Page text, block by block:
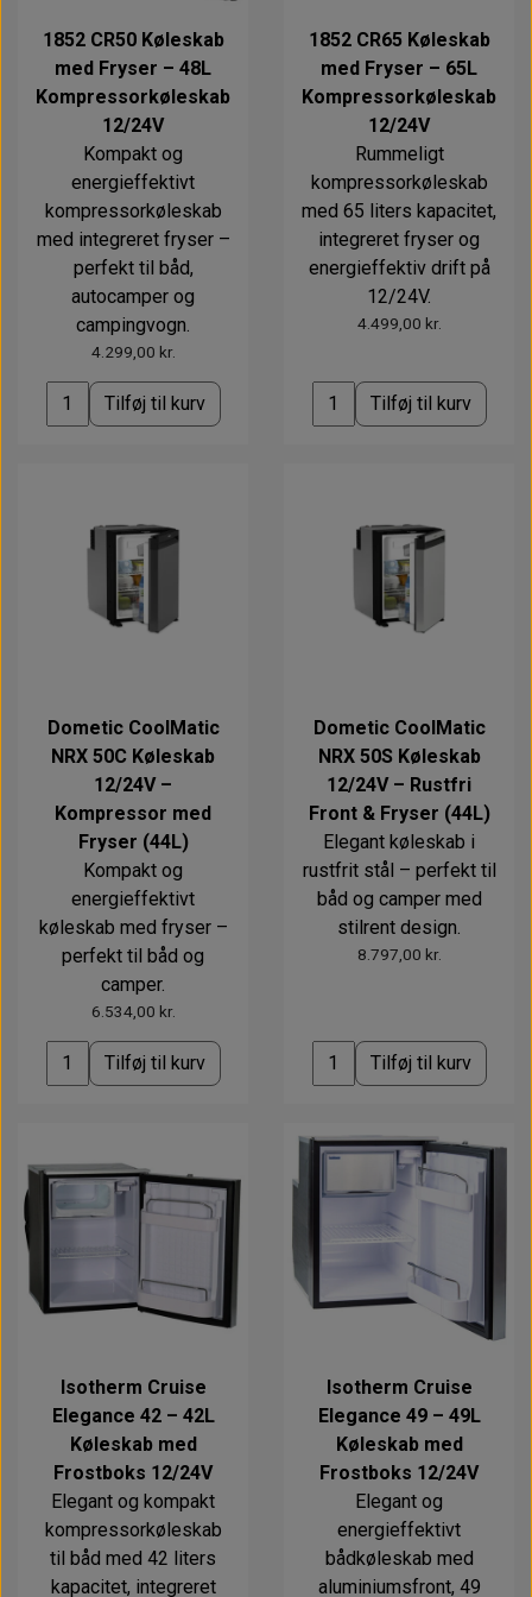
Busbars
Landstrømskabler
Paneler & Kontakter
Værktøj
Brændstoftank
Gori propeller
Additive
Børster & Svampe m.m.
Tovværk & fortøjning
Gavekort
Udlejning af bådudstyr
Hvem er vi
Fordele hos Shop12volt
1852 CR50 Køleskab
med Fryser – 48L
Kompressorkøleskab
12/24V
Kompakt og
energieffektivt
kompressorkøleskab
med integreret fryser –
perfekt til båd,
autocamper og
campingvogn.
4.299,00 kr.
Tilføj til kurv
1852 CR65 Køleskab
med Fryser – 65L
Kompressorkøleskab
12/24V
Rummeligt
kompressorkøleskab
med 65 liters kapacitet,
integreret fryser og
energieffektiv drift på
12/24V.
4.499,00 kr.
Tilføj til kurv
Dometic CoolMatic
NRX 50C Køleskab
12/24V –
Kompressor med
Fryser (44L)
Kompakt og
energieffektivt
køleskab med fryser –
perfekt til båd og
camper.
6.534,00 kr.
Tilføj til kurv
Dometic CoolMatic
NRX 50S Køleskab
12/24V – Rustfri
Front & Fryser (44L)
Elegant køleskab i
rustfrit stål – perfekt til
båd og camper med
stilrent design.
8.797,00 kr.
Tilføj til kurv
Isotherm Cruise
Elegance 42 – 42L
Køleskab med
Frostboks 12/24V
Elegant og kompakt
kompressorkøleskab
til båd med 42 liters
kapacitet, integreret
Isotherm Cruise
Elegance 49 – 49L
Køleskab med
Frostboks 12/24V
Elegant og
energieffektivt
bådkøleskab med
aluminiumsfront, 49